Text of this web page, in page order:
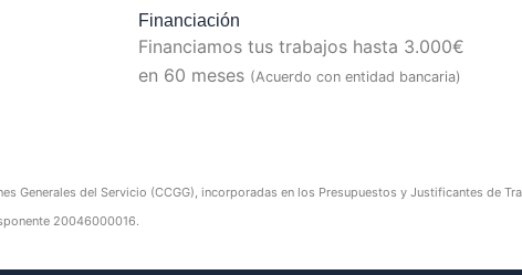
Financiación
Financiamos tus trabajos hasta 3.000€
en 60 meses (Acuerdo con entidad bancaria)
Generales del Servicio (CCGG), incorporadas en los Presupuestos y Justificantes de
20046000016.